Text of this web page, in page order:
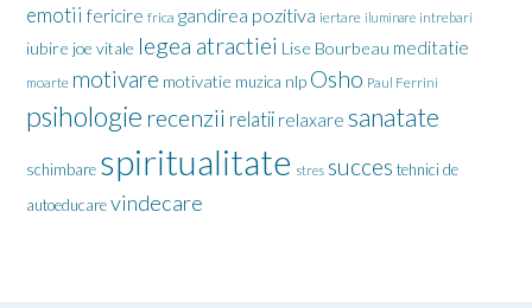
emotii fericire frica gandirea pozitiva iertare iluminare intrebari
iubire joe vitale legea atractiei Lise Bourbeau meditatie
moarte motivare motivatie muzica nlp Osho Paul Ferrini
psihologie recenzii relatii relaxare sanatate
schimbare spiritualitate stres succes tehnici de
autoeducarevindecare